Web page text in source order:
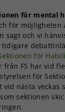
för mental
för möjligheten
sagt och vi
tidigare
för
från FS har vid
för
vid nästa veckas
sektionen